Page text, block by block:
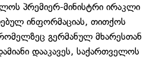
პრემიერ-მინისტრი ირაკლი
ინფორმაციას, თითქოს
გერმანულ მხარესთან
დააკავეს, საქართველოს